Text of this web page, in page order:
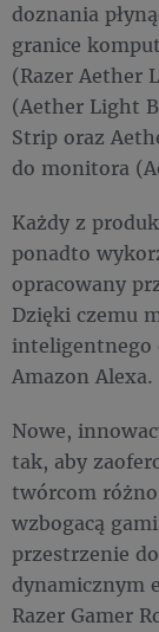
doznania
granice
(Razer Aether
(Aether Light
Strip oraz
do monitora
Każdy z
ponadto
opracowany
Dzięki czemu
inteligentnego
Amazon Alexa.
Nowe,
tak, aby
twórcom
wzbogacą
przestrzenie
dynamicznym
Razer Gamer